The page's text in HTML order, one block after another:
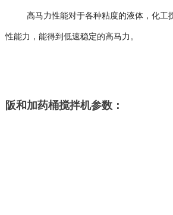
高马力性能对于各种粘度的液体，化工
性能力，能得到低速稳定的高马力。
阪和加药桶搅拌机参数：